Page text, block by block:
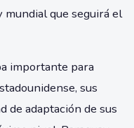
que seguirá el
importante para
sus
de adaptación de sus